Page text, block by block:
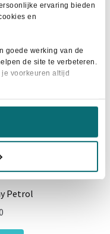
ervaring bieden
en
goede werking van de
de site te verbeteren.
je voorkeuren altijd
optie
kan
worden
op
productpagina
Petrol
prijs